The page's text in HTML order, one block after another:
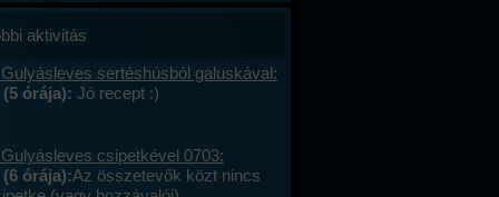
aktivitás
sertéshúsból galuskával:
órája): Jó recept :)
csipetkével 0703:
órája):Az összetevők közt nincs